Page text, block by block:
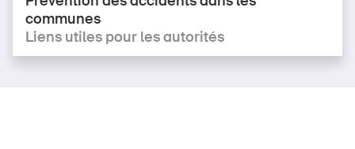
communes
Liens utiles pour les autorités